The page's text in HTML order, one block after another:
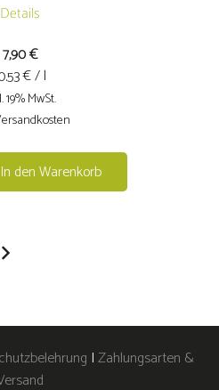
Details
7,90€
€ / l
19% MwSt.
In den Warenkorb
|Zahlungsarten &